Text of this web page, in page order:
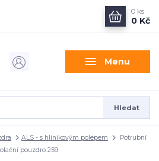
Menu
Hledat
0 ks
0 Kč
ALS - s hliníkovým polepem
Potrubní
pouzdro 259